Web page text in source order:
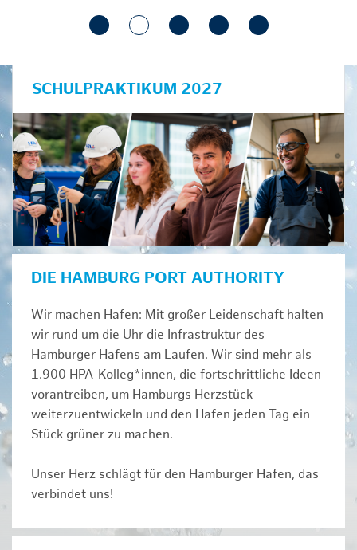
SCHULPRAKTIKUM 2027
DIE HAMBURG PORT AUTHORITY
Wir machen Hafen: Mit großer Leidenschaft halten
wir rund um die Uhr die Infrastruktur des
Hamburger Hafens am Laufen. Wir sind mehr als
1.900 HPA-Kolleg*innen, die fortschrittliche Ideen
vorantreiben, um Hamburgs Herzstück
weiterzuentwickeln und den Hafen jeden Tag ein
Stück grüner zu machen.
Unser Herz schlägt für den Hamburger Hafen, das
verbindet uns!